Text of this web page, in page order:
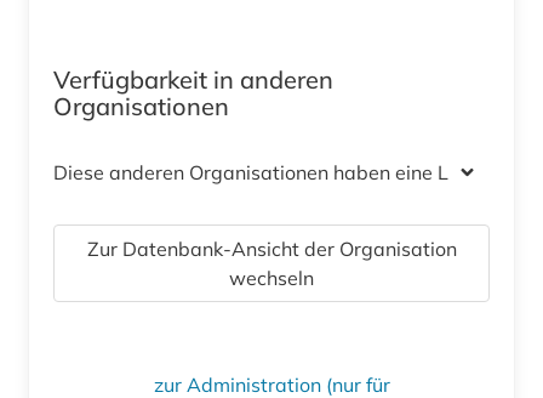
Verfügbarkeit in anderen
Organisationen
Diese anderen Organisationen haben eine Lizenz
Zur Datenbank-Ansicht der Organisation
wechseln
zur Administration (nur für